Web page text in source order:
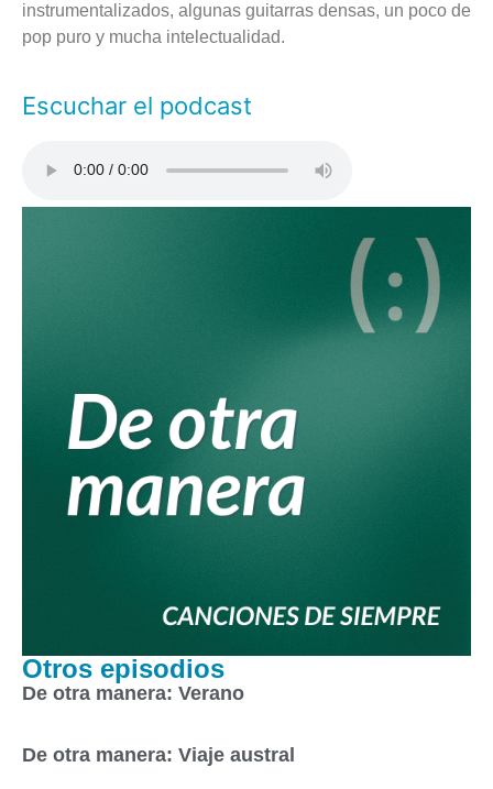
instrumentalizados, algunas guitarras densas, un poco de
pop puro y mucha intelectualidad.
Escuchar el podcast
Otros episodios
De otra manera: Verano
De otra manera: Viaje austral